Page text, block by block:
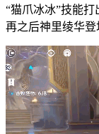
“猫爪冰冰”技能打
再之后神里绫华登